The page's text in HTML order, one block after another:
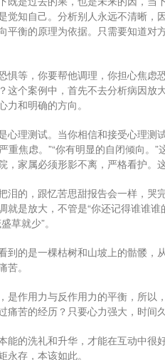
觉知自己。分析别人永远不清晰
平衡的原理为依据。只需要知道
惧等，你要帮他调理，你担心焦
个案例中，首先不去分析病因
和明确的方向。
心理测试。当你相信和接受心理
重焦虑。”“你有明显的自闭倾向
家属必须形影不离，严格看护。
泪的，跟忆苦思甜报告会一样，
是放大，不管是“你还记得谁谁
草就少”。
到的是一棵枯树和山坡上的骷髅
。
是作用力与反作用力的平衡，所
苦的经历？只要心力强大，时间
能的洗礼和升华，才能在互动中
存，本该如此。